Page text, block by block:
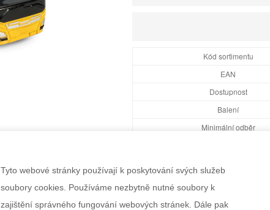
Kód sortimentu
EAN
Dostupnost
Balení
Minimální odběr
Tyto webové stránky používají k poskytování svých služeb
soubory cookies. Používáme nezbytně nutné soubory k
zajištění správného fungování webových stránek. Dále pak